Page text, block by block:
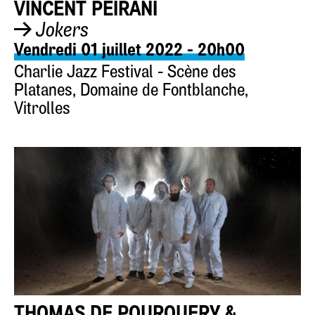
VINCENT PEIRANI
Jokers
Vendredi 01 juillet 2022 - 20h00
Charlie Jazz Festival - Scène des
Platanes, Domaine de Fontblanche,
Vitrolles